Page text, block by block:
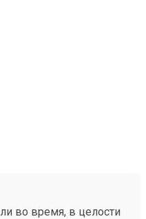
во время, в целости